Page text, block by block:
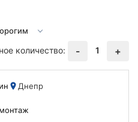
количество:
- 1 +
Днепр